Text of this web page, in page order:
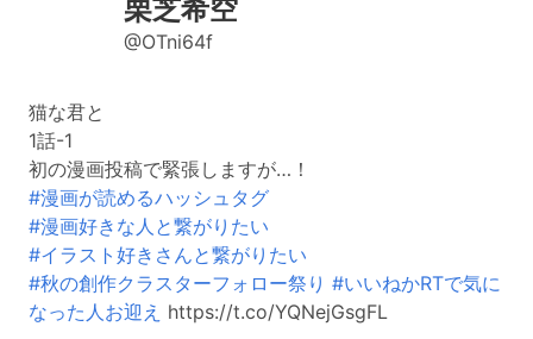
栗芝希空
@OTni64f
猫な君と
1話-1
初の漫画投稿で緊張しますが…！
#漫画が読めるハッシュタグ
#漫画好きな人と繋がりたい
#イラスト好きさんと繋がりたい
#秋の創作クラスターフォロー祭り #いいねかRTで気に
なった人お迎え https://t.co/YQNejGsgFL